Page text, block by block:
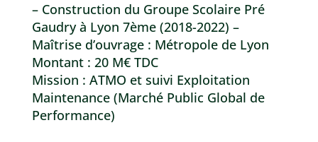
– Construction du Groupe Scolaire Pré
Gaudry à Lyon 7ème (2018-2022) –
Maîtrise d’ouvrage : Métropole de Lyon
Montant : 20 M€ TDC
Mission : ATMO et suivi Exploitation
Maintenance (Marché Public Global de
Performance)